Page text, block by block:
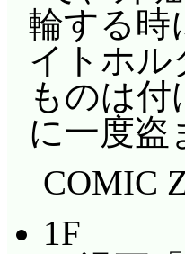
輪する
イトホル
ものは
に一度
COMIC
1F